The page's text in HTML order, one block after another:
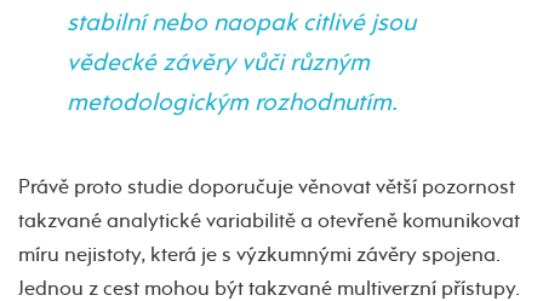
stabilní nebo naopak citlivé jsou
vědecké závěry vůči různým
metodologickým rozhodnutím.
Právě proto studie doporučuje věnovat větší pozornost
takzvané analytické variabilitě a otevřeně komunikovat
míru nejistoty, která je s výzkumnými závěry spojena.
Jednou z cest mohou být takzvané multiverzní přístupy.